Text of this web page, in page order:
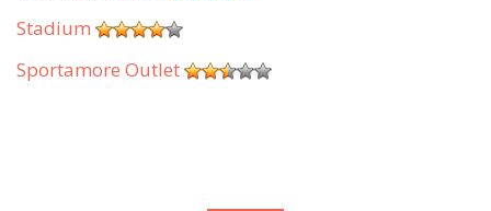
Stadium
Sportamore Outlet